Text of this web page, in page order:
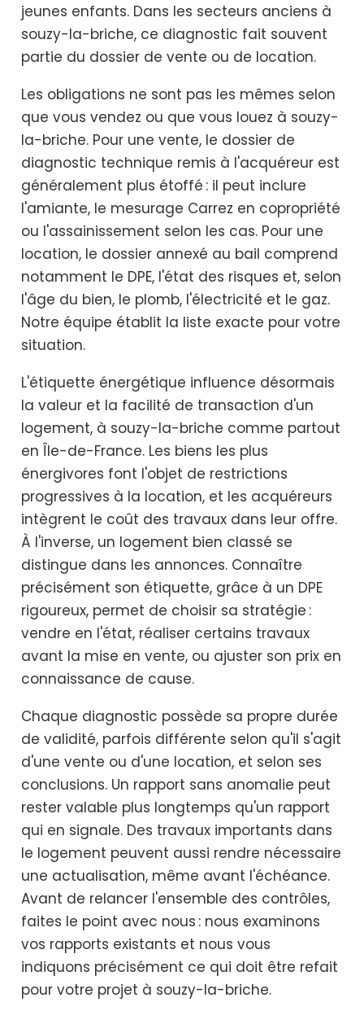
jeunes enfants. Dans les secteurs anciens à
souzy-la-briche, ce diagnostic fait souvent
partie du dossier de vente ou de location.
Les obligations ne sont pas les mêmes selon
que vous vendez ou que vous louez à souzy-
la-briche. Pour une vente, le dossier de
diagnostic technique remis à l'acquéreur est
généralement plus étoffé : il peut inclure
l'amiante, le mesurage Carrez en copropriété
ou l'assainissement selon les cas. Pour une
location, le dossier annexé au bail comprend
notamment le DPE, l'état des risques et, selon
l'âge du bien, le plomb, l'électricité et le gaz.
Notre équipe établit la liste exacte pour votre
situation.
L'étiquette énergétique influence désormais
la valeur et la facilité de transaction d'un
logement, à souzy-la-briche comme partout
en Île-de-France. Les biens les plus
énergivores font l'objet de restrictions
progressives à la location, et les acquéreurs
intègrent le coût des travaux dans leur offre.
À l'inverse, un logement bien classé se
distingue dans les annonces. Connaître
précisément son étiquette, grâce à un DPE
rigoureux, permet de choisir sa stratégie :
vendre en l'état, réaliser certains travaux
avant la mise en vente, ou ajuster son prix en
connaissance de cause.
Chaque diagnostic possède sa propre durée
de validité, parfois différente selon qu'il s'agit
d'une vente ou d'une location, et selon ses
conclusions. Un rapport sans anomalie peut
rester valable plus longtemps qu'un rapport
qui en signale. Des travaux importants dans
le logement peuvent aussi rendre nécessaire
une actualisation, même avant l'échéance.
Avant de relancer l'ensemble des contrôles,
faites le point avec nous : nous examinons
vos rapports existants et nous vous
indiquons précisément ce qui doit être refait
pour votre projet à souzy-la-briche.